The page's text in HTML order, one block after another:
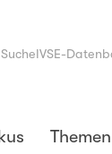
SucheIVSE-
Themen